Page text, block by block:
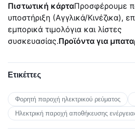
Πιστωτική κάρταΠροσφέρουμε
υποστήριξη (Αγγλικά/Κινέζικα),
εμπορικά τιμολόγια και λίστες
συσκευασίας.Προϊόντα για
Ετικέττες
Φορητή παροχή ηλεκτρικού ρεύματος
Ηλεκτρική παροχή αποθήκευσης